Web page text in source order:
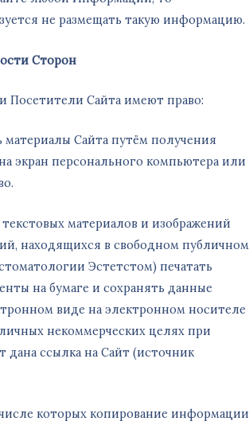
не размещать такую информацию.
Сторон
Посетители Сайта имеют право:
материалы Сайта путём получения
экран персонального компьютера или
материалов и изображений
находящихся в свободном публичном
Эстетстом) печатать
на бумаге и сохранять данные
виде на электронном носителе
некоммерческих целях при
дана ссылка на Сайт (источник
которых копирование информации